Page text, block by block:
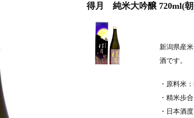
得月 純米大吟醸 720ml(
新潟県産
酒です。
・原料米
・精米歩
・日本酒